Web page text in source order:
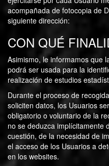
acompañada de fotocopia de
siguiente dirección:
CON QUÉ
Asimismo, le informamos que
podrá ser usada para la
realización de estudios
Durante el proceso de
soliciten datos, los Usuarios
obligatorio o voluntario de la
no se deduzca implícitamente
cuestión, de la necesidad de
el acceso de los Usuarios a
en los websites.